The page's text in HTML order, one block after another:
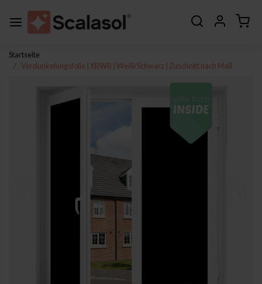
Startseite
Verdunkelungsfolie | XBWB | Weiß/Schwarz | Zuschnitt nach Maß